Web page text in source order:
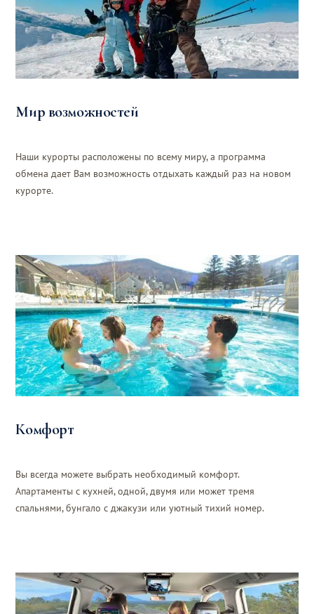
Мир возможностей
Наши курорты расположены по всему миру, а программа
обмена дает Вам возможность отдыхать каждый раз на новом
курорте.
Комфорт
Вы всегда можете выбрать необходимый комфорт.
Апартаменты с кухней, одной, двумя или может тремя
спальнями, бунгало с джакузи или уютный тихий номер.